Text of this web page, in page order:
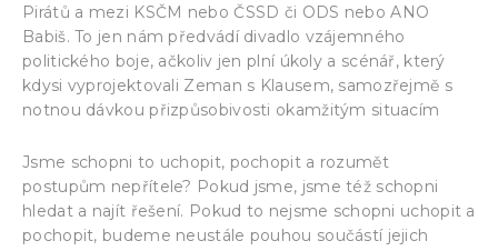
Pirátů a mezi KSČM nebo ČSSD či ODS nebo ANO
Babiš. To jen nám předvádí divadlo vzájemného
politického boje, ačkoliv jen plní úkoly a scénář, který
kdysi vyprojektovali Zeman s Klausem, samozřejmě s
notnou dávkou přizpůsobivosti okamžitým situacím
Jsme schopni to uchopit, pochopit a rozumět
postupům nepřítele? Pokud jsme, jsme též schopni
hledat a najít řešení. Pokud to nejsme schopni uchopit a
pochopit, budeme neustále pouhou součástí jejich